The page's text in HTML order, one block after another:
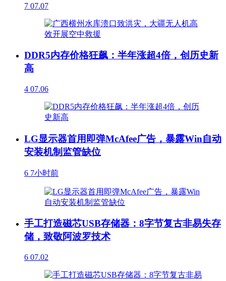
7 07.07
DDR5内存价格狂飙：半年涨超4倍，创历史新
高
4 07.06
LG显示器首用即弹McAfee广告，暴露Win自动
安装机制监管缺位
6 7小时前
手工打造磁芯USB存储器：8字节复古非易失存
储，致敬阿波罗技术
6 07.02